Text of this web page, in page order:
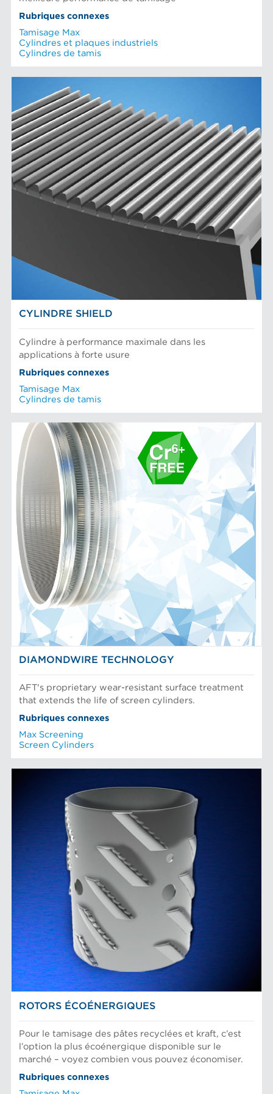
Rubriques connexes
Tamisage Max
Cylindres et plaques industriels
Cylindres de tamis
CYLINDRE SHIELD
Cylindre à performance maximale dans les
applications à forte usure
Rubriques connexes
Tamisage Max
Cylindres de tamis
DIAMONDWIRE TECHNOLOGY
AFT's proprietary wear-resistant surface treatment
that extends the life of screen cylinders.
Rubriques connexes
Max Screening
Screen Cylinders
ROTORS ÉCOÉNERGIQUES
Pour le tamisage des pâtes recyclées et kraft, c’est
l’option la plus écoénergique disponible sur le
marché – voyez combien vous pouvez économiser.
Rubriques connexes